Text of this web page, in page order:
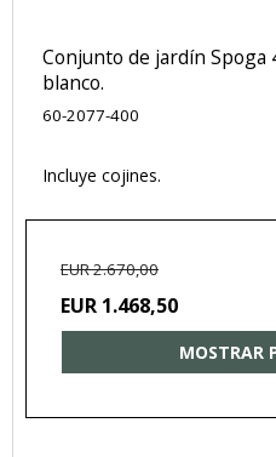
Conjunto de jardín Spoga
blanco.
60-2077-400
Incluye cojines.
EUR 2.670,00
EUR 1.468,50
MOSTRAR